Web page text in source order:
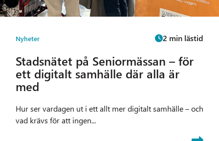
Nyheter 2 min lästid
Stadsnätet på Seniormässan – för
ett digitalt samhälle där alla är
med
Hur ser vardagen ut i ett allt mer digitalt samhälle – och
vad krävs för att ingen...